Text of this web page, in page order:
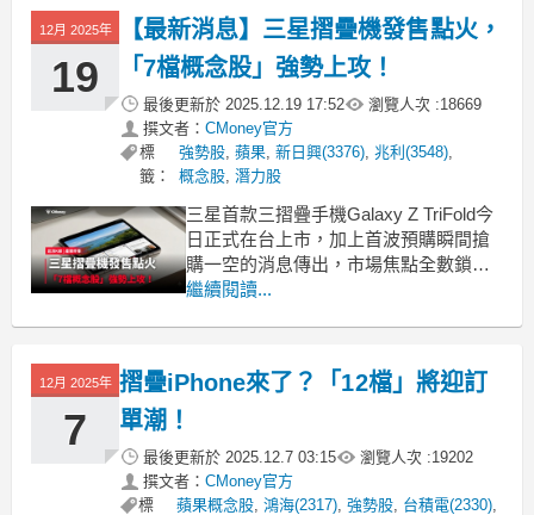
公布了他們在今年第一季的真實買賣紀
錄。很多人以為現在科技股已經漲上
天，大老闆們應該準備套現走人了
12月 2025年
19
【最新消息】三星摺疊機發售點火，
「7檔概念股」強勢上攻！
最後更新於 2025.12.19 17:52 瀏覽人次 :18669
撰文者： CMoney官方
標
籤：
強勢股,蘋果,新日興(3376),兆利(3548),
概念股,潛力股
三星首款三摺疊手機Galaxy Z TriFold今
日正式在台上市，加上首波預購瞬間搶
購一空的消息傳出，市場焦點全數鎖定
在相關的概念股，成為今日盤面最強勢
對強勢的概念股！「下載起漲K線，接收
最新消息」：https://www.cm
繼續閱讀...
12月 2025年
7
摺疊iPhone來了？「12檔」將迎訂
單潮！
最後更新於 2025.12.7 03:15 瀏覽人次 :19202
撰文者： CMoney官方
標
蘋果概念股,鴻海(2317),強勢股, 台積電(2330),